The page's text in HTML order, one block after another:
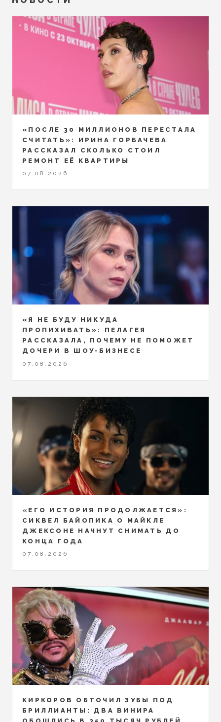
«ПОСЛЕ 30 МИЛЛИОНОВ ПЕРЕСТАЛА
СЧИТАТЬ»: ИРИНА ГОРБАЧЕВА
РАССКАЗАЛ СКОЛЬКО СТОИЛ
РЕМОНТ ЕЁ КВАРТИРЫ
07.08.2026
«Я НЕ БУДУ НИКУДА
ПРОПИХИВАТЬ»: ПЕЛАГЕЯ
РАССКАЗАЛА, ПОЧЕМУ НЕ ПОМОЖЕТ
ДОЧЕРИ В ШОУ-БИЗНЕСЕ
07.08.2026
«ЕГО ИСТОРИЯ ПРОДОЛЖАЕТСЯ»:
СИКВЕЛ БАЙОПИКА О МАЙКЛЕ
ДЖЕКСОНЕ НАЧНУТ СНИМАТЬ ДО
КОНЦА ГОДА
07.08.2026
КИРКОРОВ ОБТОЧИЛ ЗУБЫ ПОД
БРИЛЛИАНТЫ: ДВА ВИНИРА